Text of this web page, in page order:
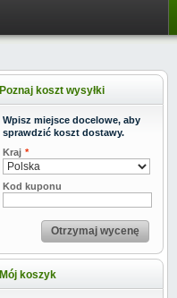
Poznaj koszt wysyłki
Wpisz miejsce docelowe, aby
sprawdzić koszt dostawy.
*
Kraj
Kod kuponu
Otrzymaj wycenę
Mój koszyk